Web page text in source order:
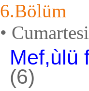
6.Bölüm
•
Mef,ùlü
(6)